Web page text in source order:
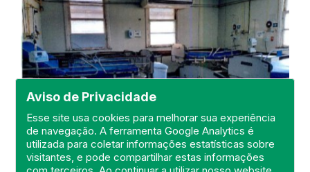
Aviso de Privacidade
Esse site usa cookies para melhorar sua experiência
de navegação. A ferramenta Google Analytics é
utilizada para coletar informações estatísticas sobre
visitantes, e pode compartilhar estas informações
Visita de Fiscalização no Hospital